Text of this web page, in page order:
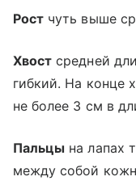
Рост чуть выше
Хвост средней
гибкий. На конце
не более 3 см в
Пальцы на лапах
между собой